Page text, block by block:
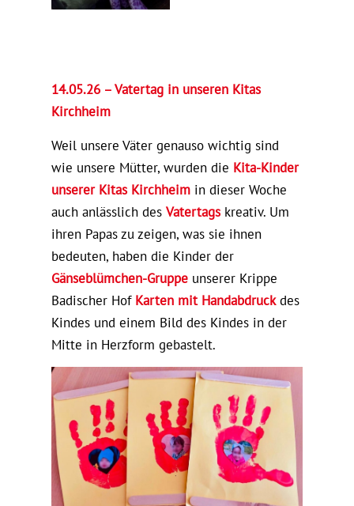
14.05.26 – Vatertag in unseren Kitas
Kirchheim
Weil unsere Väter genauso wichtig sind
wie unsere Mütter, wurden die Kita-Kinder
unserer Kitas Kirchheimin dieser Woche
auch anlässlich des Vatertagskreativ. Um
ihren Papas zu zeigen, was sie ihnen
bedeuten, haben die Kinder der
Gänseblümchen-Gruppeunserer Krippe
Badischer Hof Karten mit Handabdruckdes
Kindes und einem Bild des Kindes in der
Mitte in Herzform gebastelt.